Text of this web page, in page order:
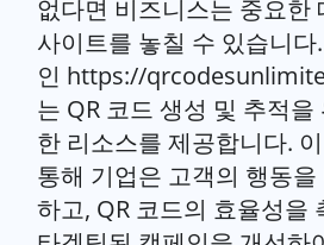
없다면 비즈니스는 중요한
사이트를 놓칠 수 있습니
인 https://
는 QR 코드 생성 및 추적을
한 리소스를 제공합니다.
통해 기업은 고객의 행동을
하고, QR 코드의 효율성을